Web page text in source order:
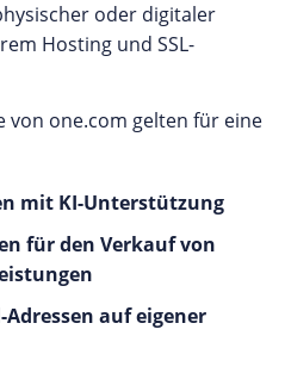
oder digitaler
Hosting und SSL-
von one.com gelten für eine
mit KI-Unterstützung
für den Verkauf von
auf eigener